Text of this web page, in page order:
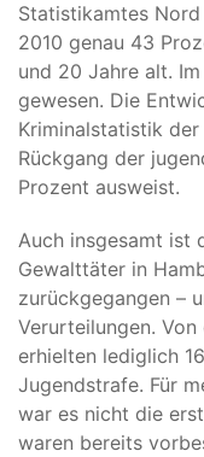
Statistikamtes
2010 genau 43
und 20 Jahre alt.
gewesen. Die
Kriminalstatistik
Rückgang der
Prozent ausweist.
Auch insgesamt ist
Gewalttäter in
zurückgegangen –
Verurteilungen.
erhielten lediglich
Jugendstrafe. Für
war es nicht die
waren bereits